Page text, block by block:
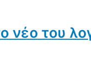
νέο του